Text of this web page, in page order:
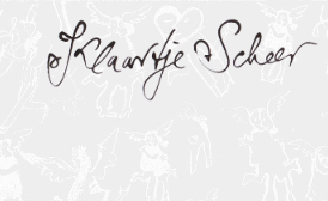
Klaartje Scheer